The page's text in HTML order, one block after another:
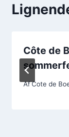
Côte de
AfCote de